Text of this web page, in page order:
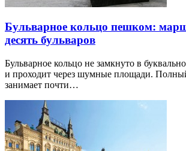
Бульварное кольцо пешком:
десять бульваров
Бульварное кольцо не замкнуто в
и проходит через шумные площади.
занимает почти…